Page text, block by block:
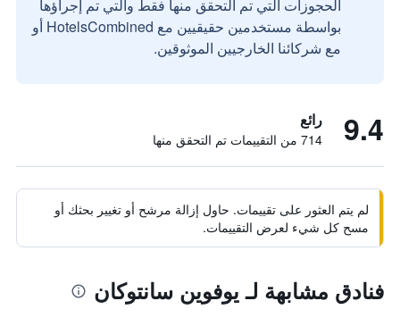
الحجوزات التي تم التحقق منها فقط والتي تم إجراؤها
بواسطة مستخدمين حقيقيين مع HotelsCombined أو
مع شركائنا الخارجيين الموثوقين.
9.4 رائع
714 من التقييمات تم التحقق منها
لم يتم العثور على تقييمات. حاول إزالة مرشح أو تغيير بحثك أو
مسح كل شيء لعرض التقييمات.
فنادق مشابهة لـ يوفوين سانتوكان